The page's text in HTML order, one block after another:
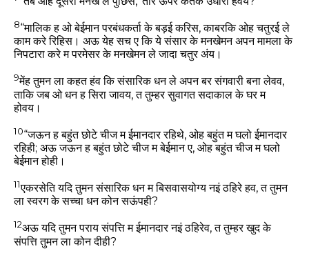
8“मालिक ह ओ बेईमान परबंधकर्ता के बड़ई करिस, काबरकि ओह चतुरई ले
काम करे रिहिस। अऊ येह सच ए कि ये संसार के मनखेमन अपन मामला के
निपटारा करे म परमेसर के मनखेमन ले जादा चतुर अंय।
9मेंह तुमन ला कहत हंव कि संसारिक धन ले अपन बर संगवारी बना लेवव,
ताकि जब ओ धन ह सिरा जावय, त तुम्हर सुवागत सदाकाल के घर म
होवय।
10“जऊन ह बहुंत छोटे चीज म ईमानदार रहिथे, ओह बहुंत म घलो ईमानदार
रहिही; अऊ जऊन ह बहुंत छोटे चीज म बेईमान ए, ओह बहुंत चीज म घलो
बेईमान होही।
11एकरसेति यदि तुमन संसारिक धन म बिसवासयोग्य नइं ठहिरे हव, त तुमन
ला स्वरग के सच्चा धन कोन सऊंपही?
12अऊ यदि तुमन पराय संपत्ति म ईमानदार नइं ठहिरेव, त तुम्हर खुद के
संपत्ति तुमन ला कोन दीही?